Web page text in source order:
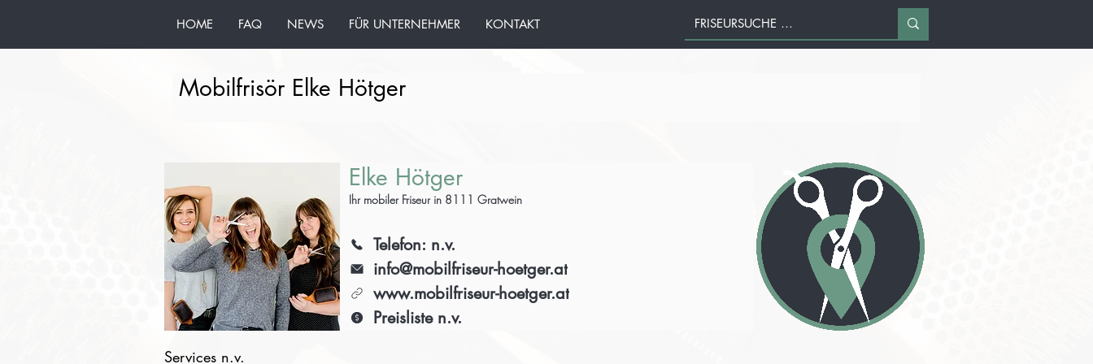
HOME FAQ NEWS FÜR UNTERNEHMER KONTAKT
Mobilfrisör Elke Hötger
Elke Hötger
Ihr mobiler Friseur in 8111 Gratwein
Telefon: n.v.
info@mobilfriseur-hoetger.at
www.mobilfriseur-hoetger.at
Preisliste n.v.
Services n.v.